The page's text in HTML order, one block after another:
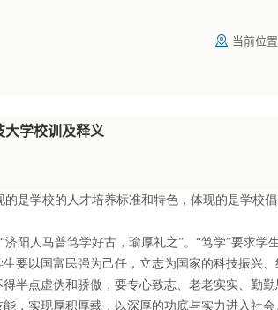
当前位
大学校训及释义
学校的人才培养标准和特色，体现的是学校
人马普笃学好古，瑜厚礼之”。“笃学”要求学
要以国富民强为己任，立志为国家的科技振兴
半点虚伪和骄傲，要专心致志、老老实实、勤
，实现厚积厚载，以深厚的功底与实力进入社会